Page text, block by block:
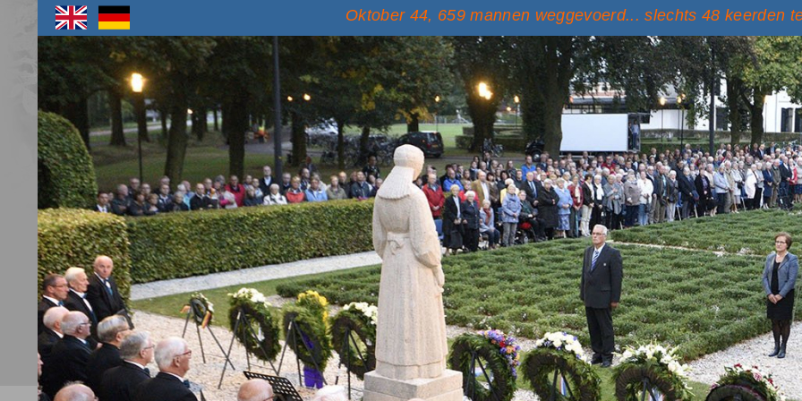
Oktober 44, 659 mannen weggevoerd... slechts 48 keerden